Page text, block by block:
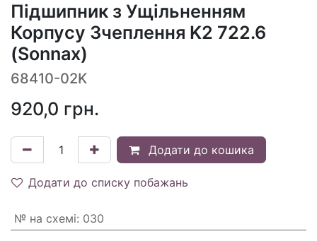
Підшипник з Ущільненням
Корпусу Зчеплення K2 722.6
(Sonnax)
68410-02K
920,0 грн.
Додати до кошика
Додати до списку побажань
№ на схемі: 030